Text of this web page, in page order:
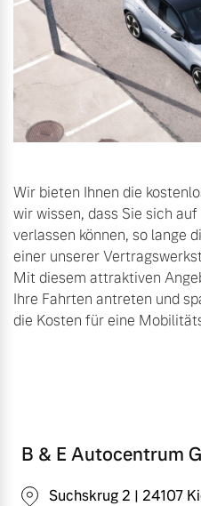
Wir bieten Ihnen die
wir wissen, dass Sie sich
verlassen können, so lange
einer unserer
Mit diesem attraktiven
Ihre Fahrten antreten und
die Kosten für eine
B & E Autocentrum
Suchskrug 2 | 24107